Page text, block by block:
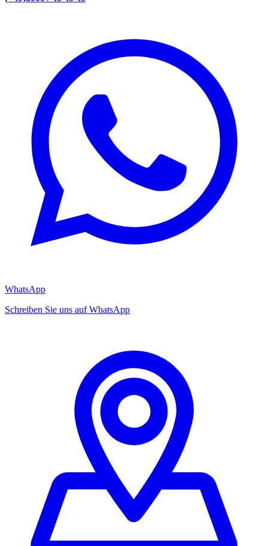
WhatsApp
Schreiben Sie uns auf WhatsApp